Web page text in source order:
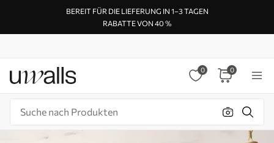
BEREIT FÜR DIE LIEFERUNG IN 1–3 TAGEN
RABATTE VON 40 %
0 0